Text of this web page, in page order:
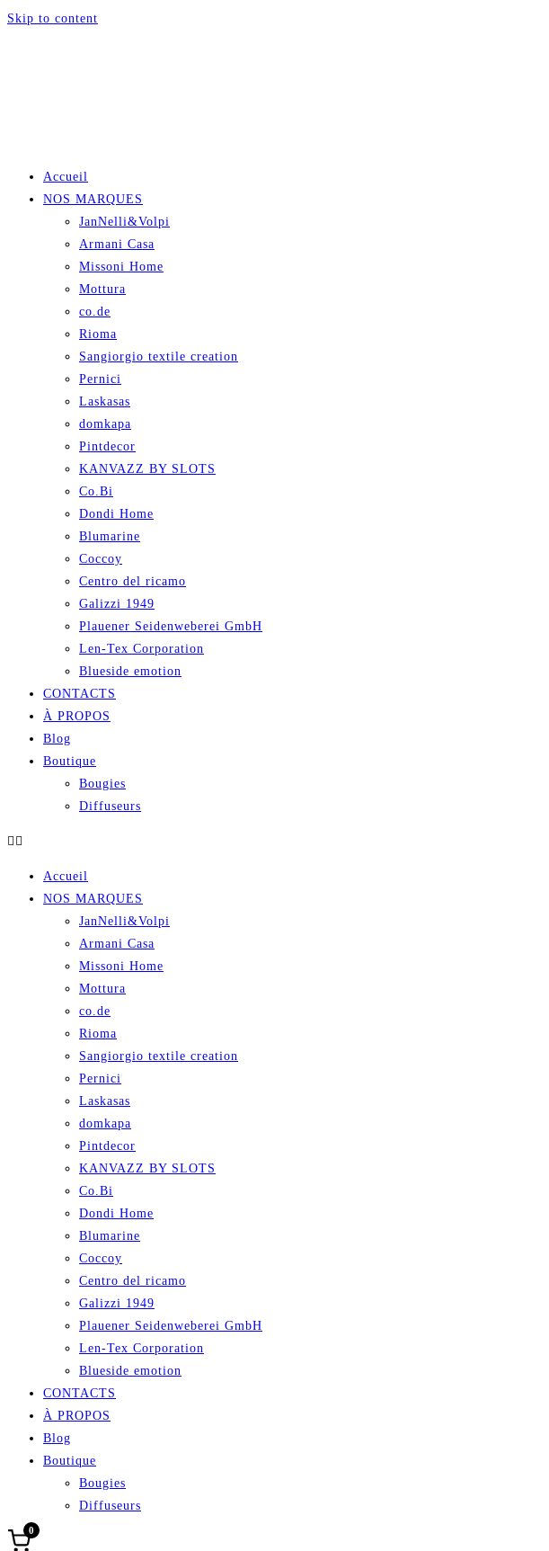
Skip to content
Accueil
NOS MARQUES
JanNelli&Volpi
Armani Casa
Missoni Home
Mottura
co.de
Rioma
Sangiorgio textile creation
Pernici
Laskasas
domkapa
Pintdecor
KANVAZZ BY SLOTS
Co.Bi
Dondi Home
Blumarine
Coccoy
Centro del ricamo
Galizzi 1949
Plauener Seidenweberei GmbH
Len-Tex Corporation
Blueside emotion
CONTACTS
À PROPOS
Blog
Boutique
Bougies
Diffuseurs
Accueil
NOS MARQUES
JanNelli&Volpi
Armani Casa
Missoni Home
Mottura
co.de
Rioma
Sangiorgio textile creation
Pernici
Laskasas
domkapa
Pintdecor
KANVAZZ BY SLOTS
Co.Bi
Dondi Home
Blumarine
Coccoy
Centro del ricamo
Galizzi 1949
Plauener Seidenweberei GmbH
Len-Tex Corporation
Blueside emotion
CONTACTS
À PROPOS
Blog
Boutique
Bougies
Diffuseurs
0